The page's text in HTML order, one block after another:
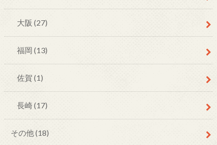
大阪 (27)
福岡 (13)
佐賀 (1)
長崎(17)
その他 (18)